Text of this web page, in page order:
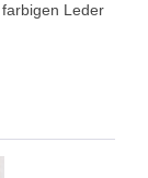
Leder